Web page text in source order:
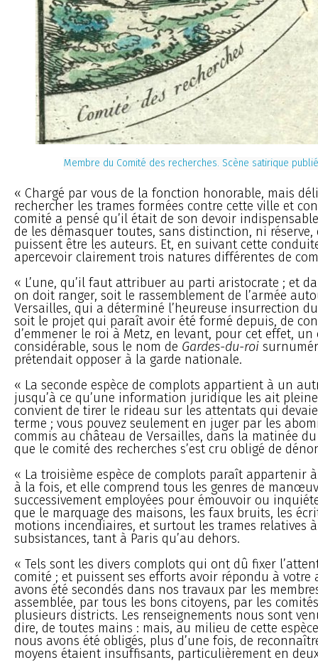
Membre du Comité des recherches. Scène satirique
« Chargé par vous de la fonction honorable, mais
rechercher les trames formées contre cette ville et
comité a pensé qu’il était de son devoir
de les démasquer toutes, sans distinction, ni réserve,
puissent être les auteurs. Et, en suivant cette
apercevoir clairement trois natures différentes de
« L’une, qu’il faut attribuer au parti aristocrate ; et
on doit ranger, soit le rassemblement de l’armée
Versailles, qui a déterminé l’heureuse insurrection
soit le projet qui paraît avoir été formé depuis, de
d’emmener le roi à Metz, en levant, pour cet effet, un
considérable, sous le nom de Gardes-du-roi
prétendait opposer à la garde nationale.
« La seconde espèce de complots appartient à un
jusqu’à ce qu’une information juridique les ait
convient de tirer le rideau sur les attentats qui
terme ; vous pouvez seulement en juger par les
commis au château de Versailles, dans la matinée
que le comité des recherches s’est cru obligé de
« La troisième espèce de complots paraît appartenir
à la fois, et elle comprend tous les genres de
successivement employées pour émouvoir ou
que le marquage des maisons, les faux bruits, les
motions incendiaires, et surtout les trames relatives
subsistances, tant à Paris qu’au dehors.
« Tels sont les divers complots qui ont dû fixer
comité ; et puissent ses efforts avoir répondu à votre
avons été secondés dans nos travaux par les
assemblée, par tous les bons citoyens, par les
plusieurs districts. Les renseignements nous sont
dire, de toutes mains : mais, au milieu de cette
nous avons été obligés, plus d’une fois, de
moyens étaient insuffisants, particulièrement en